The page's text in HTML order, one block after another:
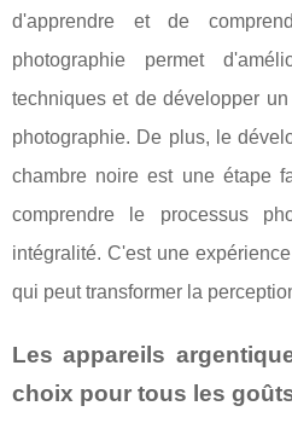
d'apprendre et de
photographie permet
techniques et de développer
photographie. De plus, le
chambre noire est une étape
comprendre le processus
intégralité. C'est une
qui peut transformer la
Les appareils
choix pour tous les